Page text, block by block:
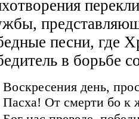
песни, где
в борьбе
Воскресения день,
Пасха! От смерти бо к